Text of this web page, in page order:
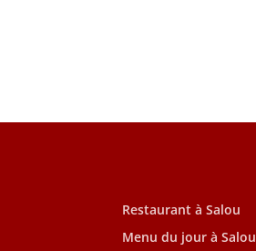
Restaurant à Salou
Menu du jour à Salou